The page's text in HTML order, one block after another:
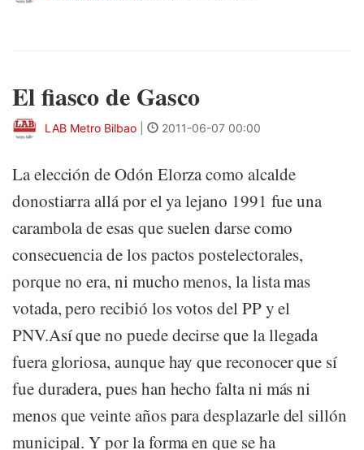
El fiasco de Gasco
LAB Metro Bilbao 2011-06-07 00:00
La elección de Odón Elorza como alcalde
donostiarra allá por el ya lejano 1991 fue una
carambola de esas que suelen darse como
consecuencia de los pactos postelectorales,
porque no era, ni mucho menos, la lista mas
votada, pero recibió los votos del PP y el
PNV.Así que no puede decirse que la llegada
fuera gloriosa, aunque hay que reconocer que sí
fue duradera, pues han hecho falta ni más ni
menos que veinte años para desplazarle del sillón
municipal. Y por la forma en que se ha